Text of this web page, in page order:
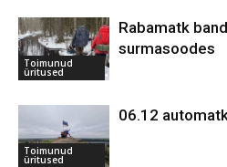
Toimunud
üritused
Rabamatk
surmasoodes
Toimunud
üritused
06.12